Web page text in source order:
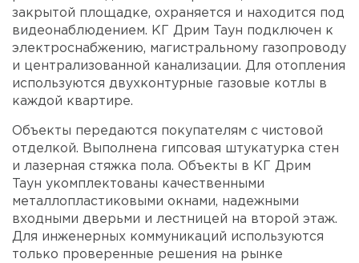
закрытой площадке, охраняется и находится под
видеонаблюдением. КГ Дрим Таун подключен к
электроснабжению, магистральному газопроводу
и централизованной канализации. Для отопления
используются двухконтурные газовые котлы в
каждой квартире.
Объекты передаются покупателям с чистовой
отделкой. Выполнена гипсовая штукатурка стен
и лазерная стяжка пола. Объекты в КГ Дрим
Таун укомплектованы качественными
металлопластиковыми окнами, надежными
входными дверьми и лестницей на второй этаж.
Для инженерных коммуникаций используются
только проверенные решения на рынке